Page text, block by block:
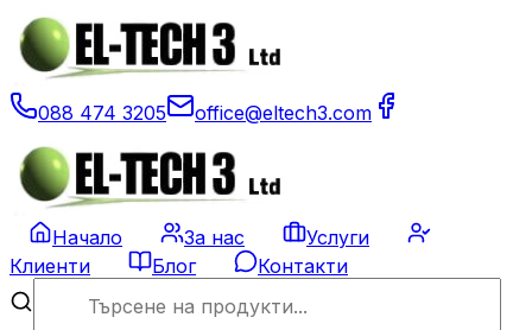
088 474 3205 office@eltech3.com
Начало За нас
Услуги
Клиенти
Блог Контакти